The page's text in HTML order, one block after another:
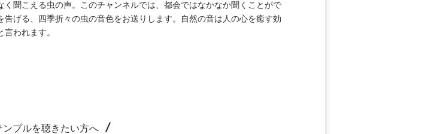
く聞こえる虫の声。このチャンネルでは、都会ではなかなか聞くことがで
告げる、四季折々の虫の音色をお送りします。自然の音は人の心を癒す効
われます。
ンプルを聴きたい方へ